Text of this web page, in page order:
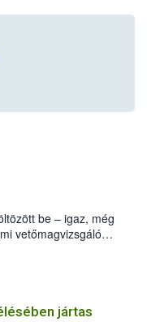
be – igaz, még
vetőmagvizsgáló
Czigler Győző által
jártas